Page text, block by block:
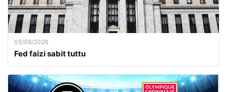
05/08/2026
Fed faizi sabit tuttu